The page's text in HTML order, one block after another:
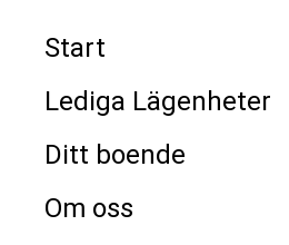
Start
Lediga Lägenheter
Ditt boende
Om oss